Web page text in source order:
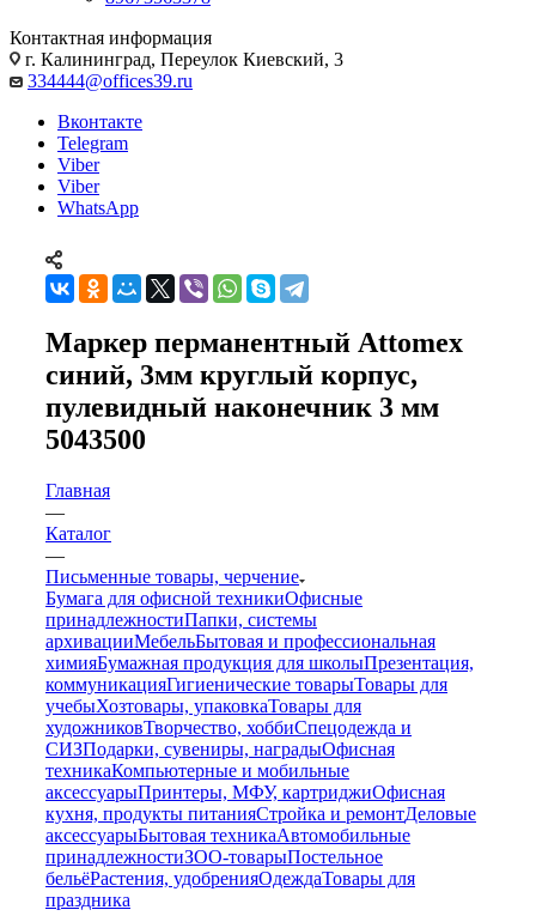
Контактная информация
г. Калининград, Переулок Киевский, 3
334444@offices39.ru
Вконтакте
Telegram
Viber
Viber
WhatsApp
Маркер перманентный Attomex
синий, 3мм круглый корпус,
пулевидный наконечник 3 мм
5043500
Главная
—
Каталог
—
Письменные товары, черчение
Бумага для офисной техникиОфисные
принадлежностиПапки, системы
архивацииМебельБытовая и профессиональная
химияБумажная продукция для школыПрезентация,
коммуникацияГигиенические товарыТовары для
учебыХозтовары, упаковкаТовары для
художниковТворчество, хоббиСпецодежда и
СИЗПодарки, сувениры, наградыОфисная
техникаКомпьютерные и мобильные
аксессуарыПринтеры, МФУ, картриджиОфисная
кухня, продукты питанияСтройка и ремонтДеловые
аксессуарыБытовая техникаАвтомобильные
принадлежностиЗОО-товарыПостельное
бельёРастения, удобренияОдеждаТовары для
праздника